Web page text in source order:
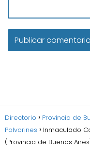
Directorio Provincia de
Polvorines
Inmaculado
(Provincia de Buenos